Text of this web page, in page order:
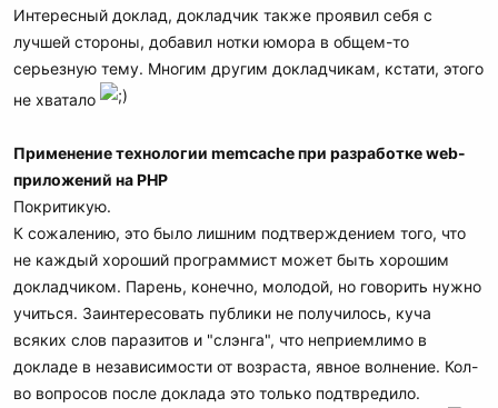
Интересный доклад, докладчик также проявил себя с
лучшей стороны, добавил нотки юмора в общем-то
серьезную тему. Многим другим докладчикам, кстати, этого
не хватало
Применение технологии memcache при разработке web-
приложений на PHP
Покритикую.
К сожалению, это было лишним подтверждением того, что
не каждый хороший программист может быть хорошим
докладчиком. Парень, конечно, молодой, но говорить нужно
учиться. Заинтересовать публики не получилось, куча
всяких слов паразитов и "слэнга", что неприемлимо в
докладе в независимости от возраста, явное волнение. Кол-
во вопросов после доклада это только подтвредило.